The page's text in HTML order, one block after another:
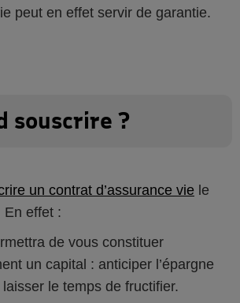
peut en effet servir de garantie.
souscrire ?
un contrat d’assurance vie le
En effet :
de vous constituer
un capital : anticiper l’épargne
le temps de fructifier.